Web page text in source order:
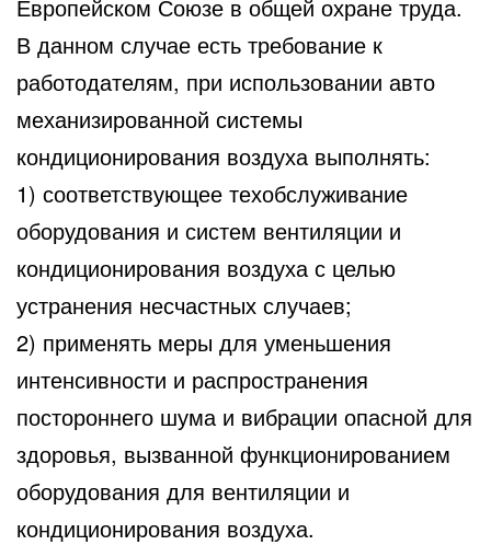
Европейском Союзе в общей охране труда.
В данном случае есть требование к
работодателям, при использовании авто
механизированной системы
кондиционирования воздуха выполнять:
1) соответствующее техобслуживание
оборудования и систем вентиляции и
кондиционирования воздуха с целью
устранения несчастных случаев;
2) применять меры для уменьшения
интенсивности и распространения
постороннего шума и вибрации опасной для
здоровья, вызванной функционированием
оборудования для вентиляции и
кондиционирования воздуха.